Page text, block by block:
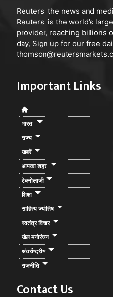
Reuters, the news and
Reuters, is the world’s
provider, reaching billions
day, Sign up for our free
Important Links
भारत
राज्य
खबरें
आपका शहर
टेक्नोलाजी
शिक्षा
साहित्य ज्योतिष
स्वतंत्र विचार
खेल मनोरंजन
अंतर्राष्ट्रीय
राजनीति
Contact Us